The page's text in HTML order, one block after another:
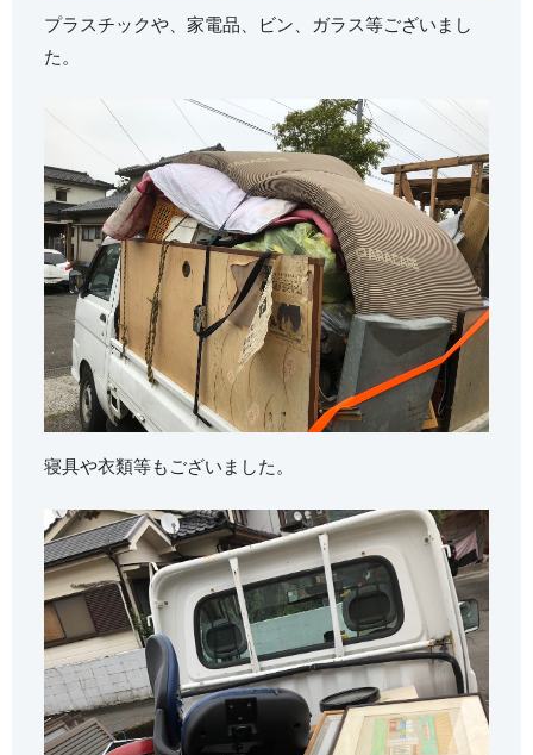
プラスチックや、家電品、ビン、ガラス等ございまし
た。
寝具や衣類等もございました。